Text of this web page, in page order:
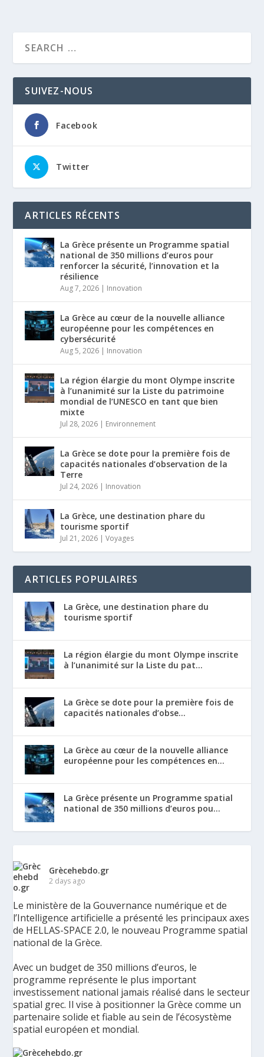
SUIVEZ-NOUS
Facebook
Twitter
ARTICLES RÉCENTS
La Grèce présente un Programme spatial
national de 350 millions d’euros pour
renforcer la sécurité, l’innovation et la
résilience
Aug 7, 2026 | Innovation
La Grèce au cœur de la nouvelle alliance
européenne pour les compétences en
cybersécurité
Aug 5, 2026 | Innovation
La région élargie du mont Olympe inscrite
à l’unanimité sur la Liste du patrimoine
mondial de l’UNESCO en tant que bien
mixte
Jul 28, 2026 | Environnement
La Grèce se dote pour la première fois de
capacités nationales d’observation de la
Terre
Jul 24, 2026 | Innovation
La Grèce, une destination phare du
tourisme sportif
Jul 21, 2026 |Voyages
ARTICLES POPULAIRES
La Grèce, une destination phare du
tourisme sportif
La région élargie du mont Olympe inscrite
à l’unanimité sur la Liste du pat...
La Grèce se dote pour la première fois de
capacités nationales d’obse...
La Grèce au cœur de la nouvelle alliance
européenne pour les compétences en...
La Grèce présente un Programme spatial
national de 350 millions d’euros pou...
Grècehebdo.gr
2 days ago
Le ministère de la Gouvernance numérique et de
l’Intelligence artificielle a présenté les principaux axes
de HELLAS-SPACE 2.0, le nouveau Programme spatial
national de la Grèce.
Avec un budget de 350 millions d’euros, le
programme représente le plus important
investissement national jamais réalisé dans le secteur
spatial grec. Il vise à positionner la Grèce comme un
partenaire solide et fiable au sein de l’écosystème
spatial européen et mondial.